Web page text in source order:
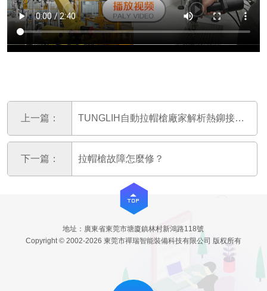
上一篇： TUNGLIH自動拉帽槍廠家解析熱鉚接與冷鉚接區
下一篇： 拉帽槍故障怎麼修？
地址：廣東省東莞市塘廈鎮林村新鴻路118號
Copyright © 2002-2026 東莞市禪瑞智能裝備科技有限公司 版权所有